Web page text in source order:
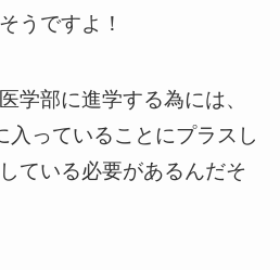
うですよ！
学部に進学する為には、
入っていることにプラスし
ている必要があるんだそ